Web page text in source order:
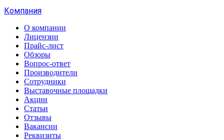
Компания
О компании
Лицензии
Прайс-лист
Обзоры
Вопрос-ответ
Производители
Сотрудники
Выставочные площадки
Акции
Статьи
Отзывы
Вакансии
Реквизиты